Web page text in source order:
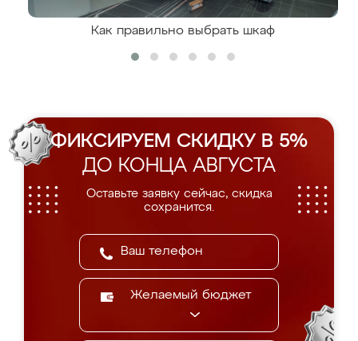
Как правильно выбрать шкаф
ФИКСИРУЕМ СКИДКУ В 5%
ДО КОНЦА АВГУСТА
Оставьте заявку сейчас, скидка
сохранится.
Желаемый бюджет